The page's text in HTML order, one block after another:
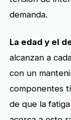
demanda.
La edad y el
alcanzan a
con un
componentes
de que la